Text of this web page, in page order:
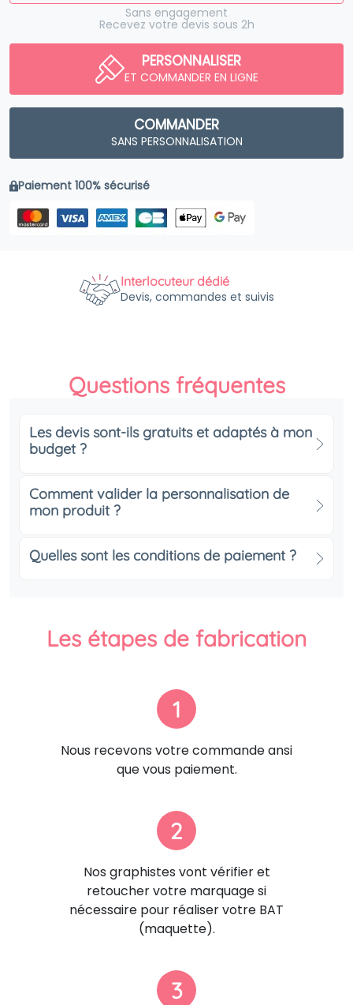
Sans engagement
Recevez votre devis sous 2h
PERSONNALISER
ET COMMANDER EN LIGNE
COMMANDER
SANS PERSONNALISATION
Paiement 100% sécurisé
Interlocuteur dédié
Devis, commandes et suivis
Questions fréquentes
Les devis sont-ils gratuits et adaptés à mon
budget ?
Comment valider la personnalisation de
mon produit ?
Quelles sont les conditions de paiement ?
Les étapes de fabrication
1
Nous recevons votre commande ansi
que vous paiement.
2
Nos graphistes vont vérifier et
retoucher votre marquage si
nécessaire pour réaliser votre BAT
(maquette).
3